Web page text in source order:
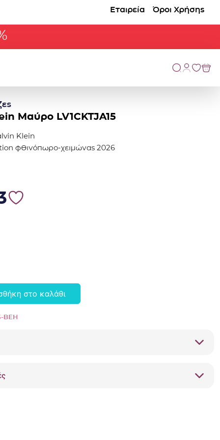
Εταιρεία Όροι Χρήσης
Μαύρο LV1CKTJA15
Klein
φθινόπωρο-χειμώνας 2026
στο καλάθι
BEH